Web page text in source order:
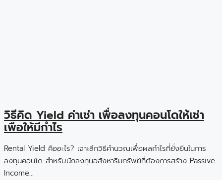
วิธีคิด Yield ค่าเช่า เพื่อลงทุนคอนโดให้เช่า
เพื่อให้มีกำไร
Rental Yield คืออะไร? เจาะลึกวิธีคำนวณเพื่อผลกำไรที่ยั่งยืนในการ
ลงทุนคอนโด สำหรับนักลงทุนอสังหาริมทรัพย์ที่ต้องการสร้าง Passive
Income...